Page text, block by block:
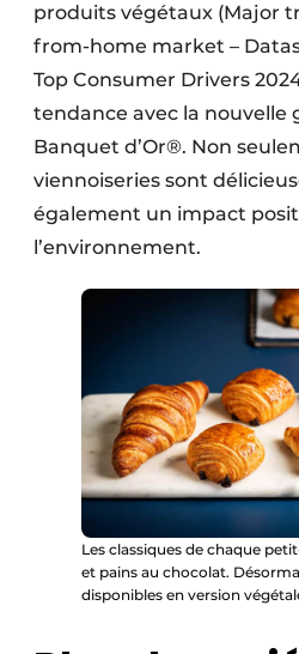
produits végétaux (Major
from-home market –
Top Consumer Drivers
tendance avec la nouvelle
Banquet d’Or®. Non
viennoiseries sont
également un impact
l’environnement.
Les classiques de chaque
et pains au chocolat.
disponibles en version